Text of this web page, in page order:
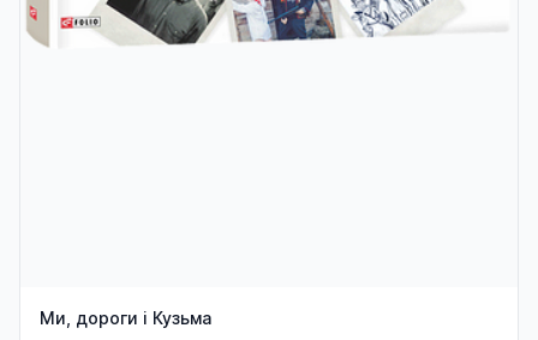
Ми, дороги і Кузьма